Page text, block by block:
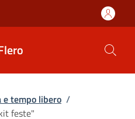
e tempo libero /
feste"